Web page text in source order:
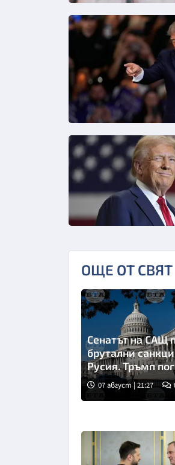
Снимка: goggle
Снимка: АП/БТА
ОЩЕ ОТ СВЯТ
Сенатът на САЩ
брутални
Русия. Тръмп
купувачите
07 август | 21:27